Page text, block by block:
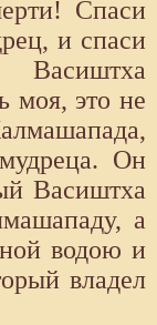
Спаси
и спаси
Васиштха
моя, это не
Он
Васиштха
а
водою и
владел